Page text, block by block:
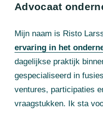
Advocaat
Mijn naam is Risto
ervaring in het
dagelijkse praktijk
gespecialiseerd in
ventures, participaties
vraagstukken. Ik sta